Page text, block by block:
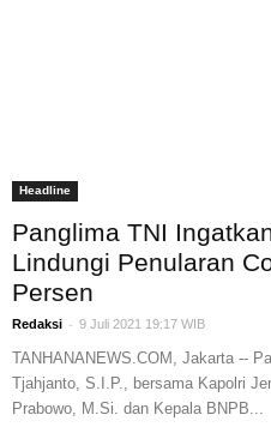
Headline
Panglima TNI
Lindungi Penularan
Persen
Redaksi - 9 Juli 2021 19:17 WIB
TANHANANEWS.COM, Jakarta --
Tjahjanto, S.I.P., bersama Kapolri
Prabowo, M.Si. dan Kepala BNPB...